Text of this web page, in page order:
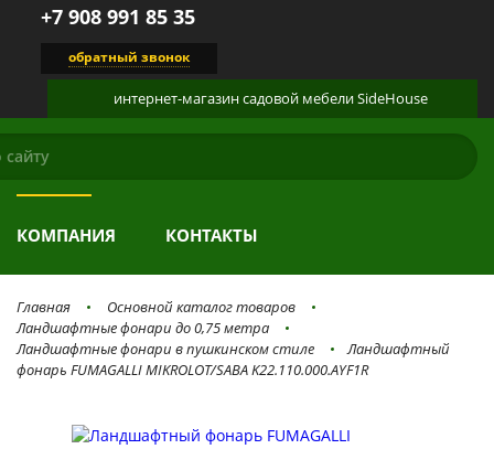
+7 908 991 85 35
обратный звонок
интернет-магазинсадовой мебелиSideHouse
КАТАЛОГ
КОМПАНИЯ КОНТАКТЫ
Главная
Основной каталог товаров
Ландшафтные фонари до 0,75 метра
Ландшафтные фонари в пушкинском стиле
Ландшафтный
фонарь FUMAGALLI MIKROLOT/SABA K22.110.000.AYF1R